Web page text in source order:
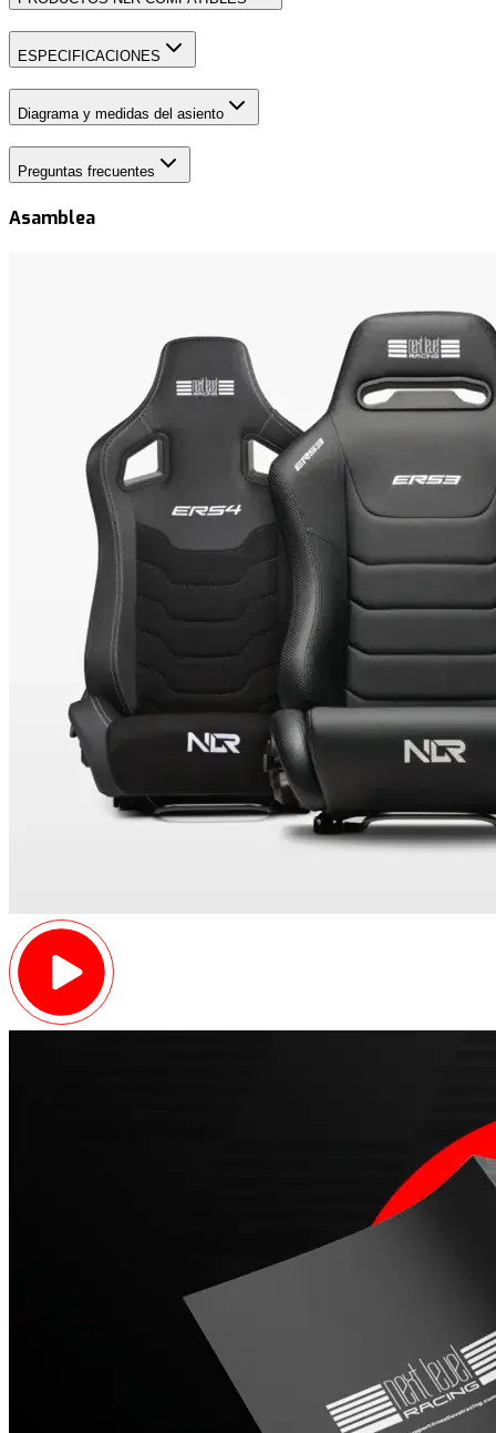
ESPECIFICACIONES
Diagrama y medidas del asiento
Preguntas frecuentes
Asamblea